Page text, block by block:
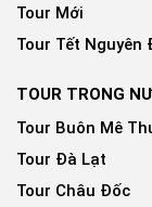
Tour Mới
Tour Tết Nguyên
TOUR TRONG
Tour Buôn Mê
Tour Đà Lạt
Tour Châu Đốc